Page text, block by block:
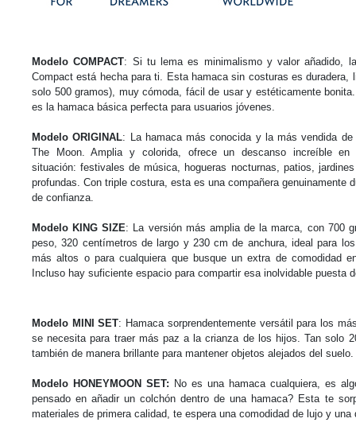
Modelo COMPACT: Si tu lema es minimalismo y valor añadido,
Compact está hecha para ti. Esta hamaca sin costuras es duradera,
solo 500 gramos), muy cómoda, fácil de usar y estéticamente bonita.
es la hamaca básica perfecta para usuarios jóvenes.
Modelo ORIGINAL: La hamaca más conocida y la más vendida
The Moon.Amplia y colorida, ofrece un descanso increíble en
situación: festivales de música, hogueras nocturnas, patios,
profundas. Con triple costura, esta es una compañera genuinamente
de confianza.
Modelo KING SIZE: La versión más amplia de la marca, con 700
peso, 320 centímetros de largo y 230 cm de anchura, ideal para
más altos o para cualquiera que busque un extra de comodidad
Incluso hay suficiente espacio para compartir esa inolvidable puesta
Modelo MINI SET: Hamaca sorprendentemente versátil para los
se necesita para traer más paz a la crianza de los hijos.Tan solo
también de manera brillante para mantener objetos alejados del suelo.
Modelo HONEYMOON SET: No es una hamaca cualquiera, es
pensado en añadir un colchón dentro de una hamaca? Esta te
materiales de primera calidad, te espera una comodidad de lujo y una